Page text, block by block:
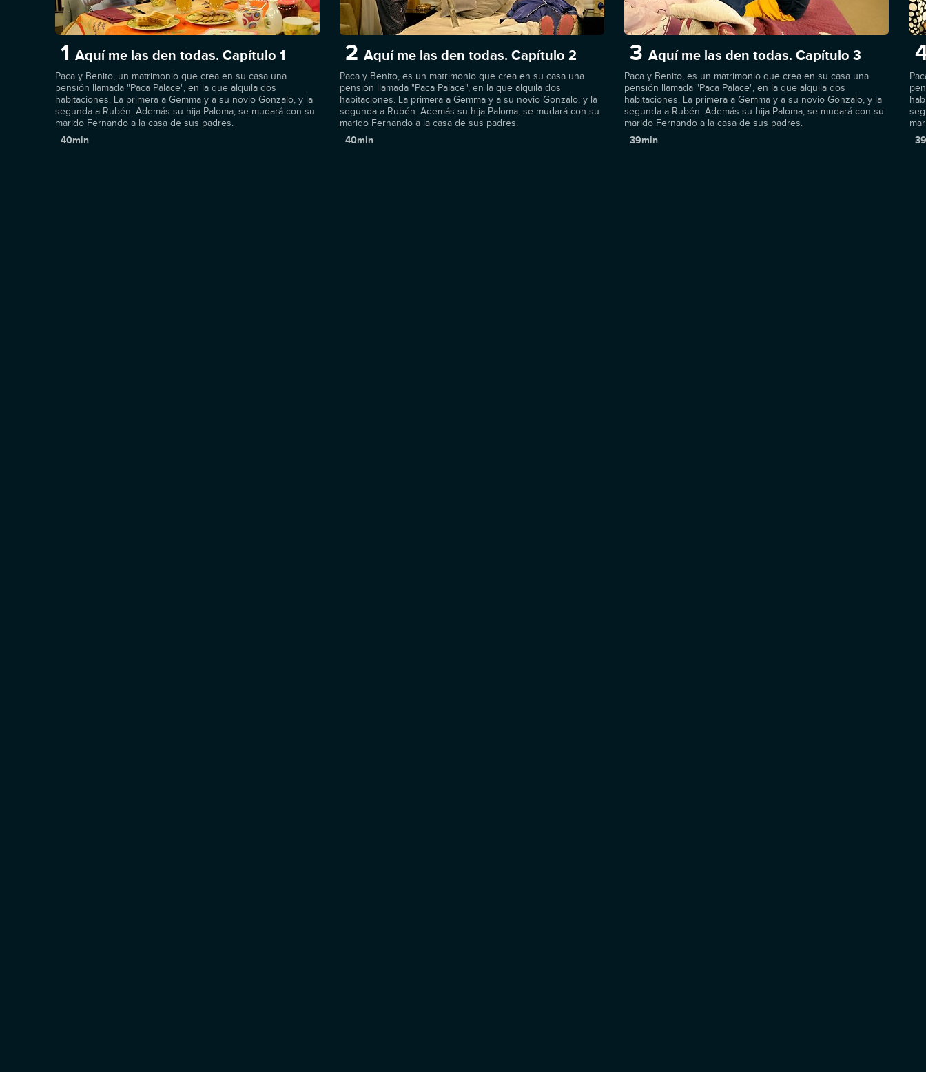
1 Aquí me las den todas. Capítulo 1
Paca y Benito, un matrimonio que crea en su casa una
pensión llamada "Paca Palace", en la que alquila dos
habitaciones. La primera a Gemma y a su novio Gonzalo, y la
segunda a Rubén. Además su hija Paloma, se mudará con su
marido Fernando a la casa de sus padres.
40min
2 Aquí me las den todas. Capítulo 2
Paca y Benito, es un matrimonio que crea en su casa una
pensión llamada "Paca Palace", en la que alquila dos
habitaciones. La primera a Gemma y a su novio Gonzalo, y la
segunda a Rubén. Además su hija Paloma, se mudará con su
marido Fernando a la casa de sus padres.
40min
3 Aquí me las den todas. Capítulo 3
Paca y Benito, es un matrimonio que crea en su casa una
pensión llamada "Paca Palace", en la que alquila dos
habitaciones. La primera a Gemma y a su novio Gonzalo, y la
segunda a Rubén. Además su hija Paloma, se mudará con su
marido Fernando a la casa de sus padres.
39min